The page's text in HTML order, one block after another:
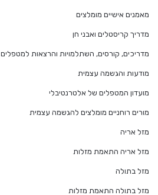
מאמנים אישיים מומלצים
מדריך קריסטלים ואבני חן
מדריכים, קורסים, השתלמויות והרצאות למטפלים
מודעות והגשמה עצמית
מועדון המטפלים של אלטרנטיבלי
מורים רוחניים מומלצים להגשמה עצמית
מזל אריה
מזל אריה התאמת מזלות
מזל בתולה
מזל בתולה התאמת מזלות